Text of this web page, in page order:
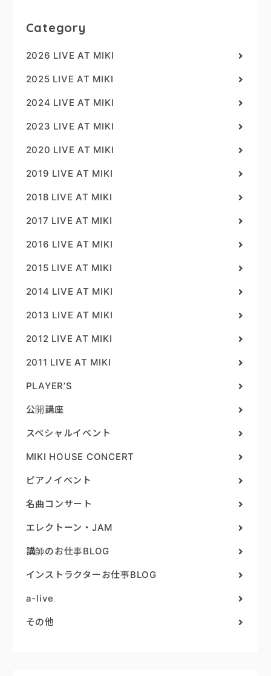
Category
2026 LIVE AT MIKI
2025 LIVE AT MIKI
2024 LIVE AT MIKI
2023 LIVE AT MIKI
2020 LIVE AT MIKI
2019 LIVE AT MIKI
2018 LIVE AT MIKI
2017 LIVE AT MIKI
2016 LIVE AT MIKI
2015 LIVE AT MIKI
2014 LIVE AT MIKI
2013 LIVE AT MIKI
2012 LIVE AT MIKI
2011 LIVE AT MIKI
PLAYER’S
公開講座
スペシャルイベント
MIKI HOUSE CONCERT
ピアノイベント
名曲コンサート
エレクトーン・JAM
講師のお仕事BLOG
インストラクターお仕事BLOG
a-live
その他